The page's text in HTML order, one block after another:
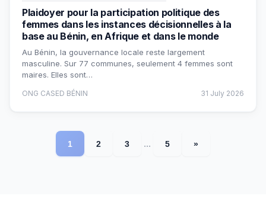
Plaidoyer pour la participation politique des
femmes dans les instances décisionnelles à la
base au Bénin, en Afrique et dans le monde
Au Bénin, la gouvernance locale reste largement
masculine. Sur 77 communes, seulement 4 femmes sont
maires. Elles sont…
ONG CASED BÉNIN 31 July 2026
1 2 3 ... 5 »